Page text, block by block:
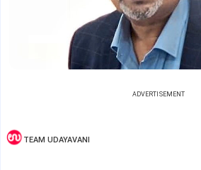
ADVERTISEMENT
TEAM UDAYAVANI